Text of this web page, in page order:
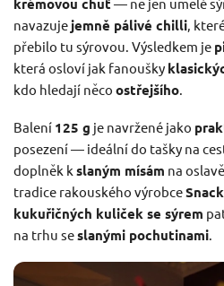
navazujejemně pálivé chilli,
přebilo tu sýrovou. Výsledkem je
která osloví jak fanoušky
kdo hledají něco ostřejšího.
Balení 125 g je navržené jako
posezení — ideální do tašky na
doplněk k slaným mísám na
tradice rakouského výrobce
kukuřičných kuliček se sýrem
na trhu seslanými pochutinami.